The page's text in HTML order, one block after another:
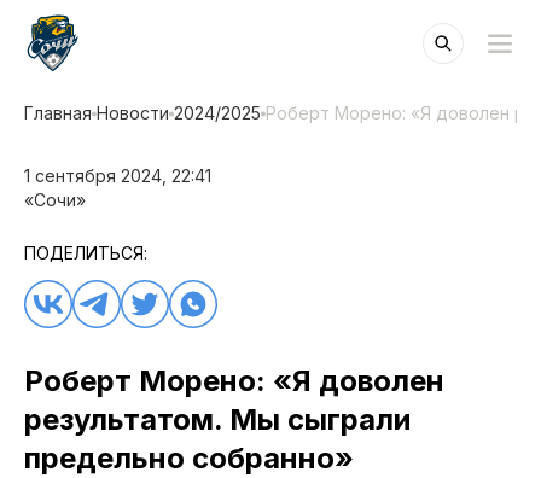
Главная Новости 2024/2025 Роберт Морено: «Я доволен
1 сентября 2024, 22:41
«Сочи»
ПОДЕЛИТЬСЯ:
Роберт Морено: «Я доволен
результатом. Мы сыграли
предельно собранно»